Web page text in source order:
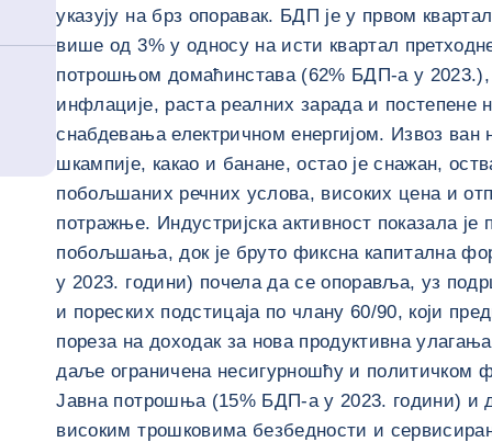
указују на брз опоравак. БДП је у првом
више од 3% у односу на исти квартал
потрошњом домаћинстава (62% БДП-а у 2023.),
инфлације, раста реалних зарада и постепене
снабдевања електричном енергијом. Извоз ван
шкампије, какао и банане, остао је снажан,
побољшаних речних услова, високих цена и
потражње. Индустријска активност показала је
побољшања, док је бруто фиксна капитална
у 2023. години) почела да се опоравља, уз
и пореских подстицаја по члану 60/90, који
пореза на доходак за нова продуктивна
даље ограничена несигурношћу и политичком
Јавна потрошња (15% БДП-а у 2023. години) и
високим трошковима безбедности и